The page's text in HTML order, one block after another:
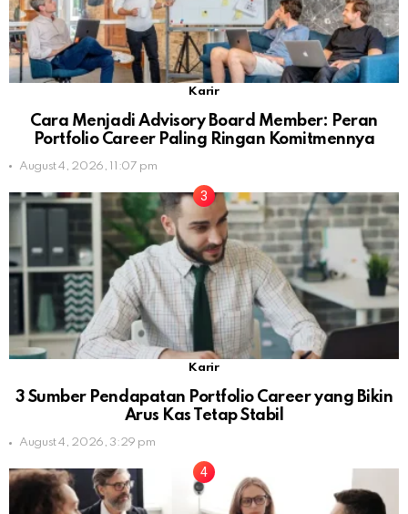
Karir
Cara Menjadi Advisory Board Member: Peran
Portfolio Career Paling Ringan Komitmennya
August 4, 2026, 11:07 pm
Karir
3 Sumber Pendapatan Portfolio Career yang Bikin
Arus Kas Tetap Stabil
August 4, 2026, 3:29 pm